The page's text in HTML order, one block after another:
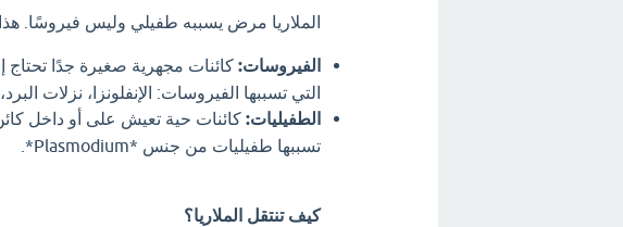
الملاريا مرض يسببه طفيلي وليس فيروسًا.
الفيروسات: كائنات مجهرية صغيرة جدًا تحتاج
التي تسببها الفيروسات: الإنفلونزا، نزلات
الطفيليات: كائنات حية تعيش على أو داخل
تسببها طفيليات من جنس *Plasmodium*.
كيف تنتقل الملاريا؟